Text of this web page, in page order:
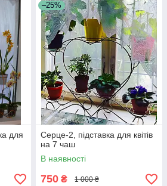
для
–25%
Серце-2, підставка для квітів
на 7 чаш
В наявності
750 ₴ 1 000 ₴